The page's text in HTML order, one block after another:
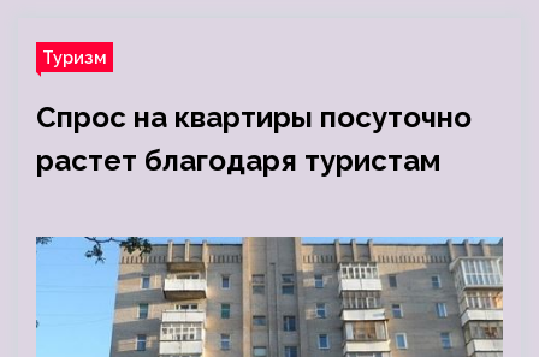
Туризм
Спрос на квартиры посуточно
растет благодаря туристам